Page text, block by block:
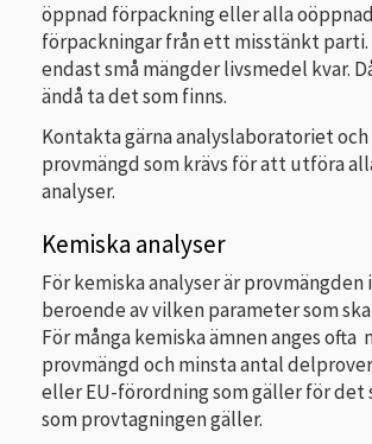
öppnad förpackning eller alla
förpackningar från ett misstänkt
endast små mängder livsmedel kvar.
ändå ta det som finns.
Kontakta gärna analyslaboratoriet
provmängd som krävs för att utföra
analyser.
Kemiska analyser
För kemiska analyser är provmängden
beroende av vilken parameter som
För många kemiska ämnen anges ofta
provmängd och minsta antal
eller EU-förordning som gäller för det
som provtagningen gäller.